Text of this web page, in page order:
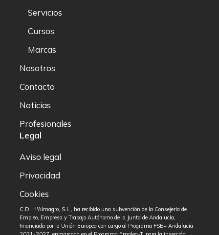
Servicios
Cursos
Marcas
Nosotros
Contacto
Noticias
Profesionales
Legal
Aviso legal
Privacidad
Cookies
C.D. H'Almagro, S.L., ha recibido una subvención de la Consejería de
Empleo, Empresa y Trabajo Autónomo de la Junta de Andalucía,
financiada por la Unión Europea con cargo al Programa FSE+ Andalucía